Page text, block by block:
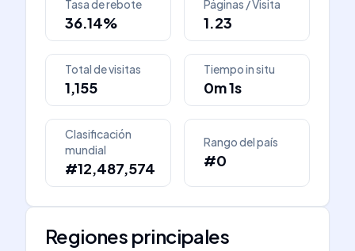
Tasa de rebote
36.14%
Páginas / Visita
1.23
Total de visitas
1,155
Tiempo in situ
0m 1s
Clasificación
mundial
#12,487,574
Rango del país
#0
Regiones principales